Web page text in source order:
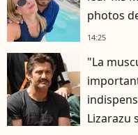
photos
14:25
"La
Lizarazu